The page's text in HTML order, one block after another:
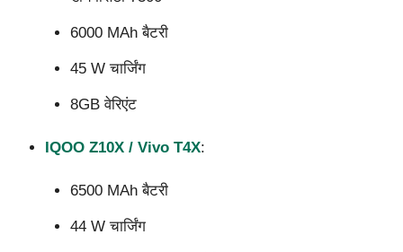
6000 MAh बैटरी
45 W चार्जिंग
8GB वेरिएंट
IQOO Z10X / Vivo T4X:
6500 MAh बैटरी
44 W चार्जिंग